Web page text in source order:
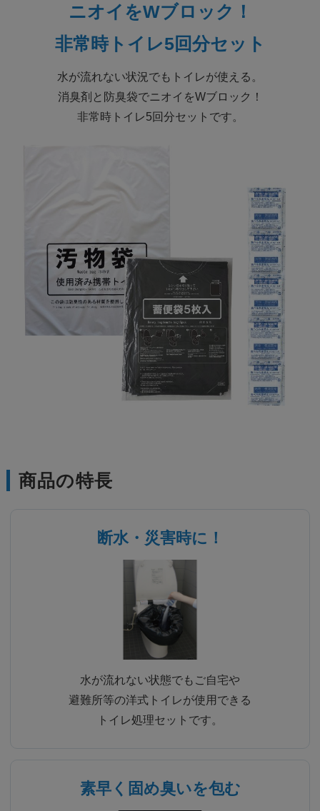
ニオイをWブロック！
非常時トイレ5回分セット
水が流れない状況でもトイレが使える。
消臭剤と防臭袋でニオイをWブロック！
非常時トイレ5回分セットです。
商品の特長
断水・災害時に！
水が流れない状態でもご自宅や
避難所等の洋式トイレが使用できる
トイレ処理セットです。
素早く固め臭いを包む